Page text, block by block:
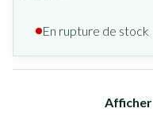
En rupture de stock
Afficher